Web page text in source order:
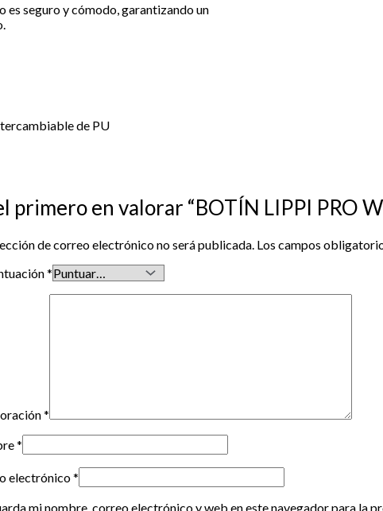
es seguro y cómodo, garantizando un
de PU
primero en valorar “BOTÍN LIPPI PRO
de correo electrónico no será publicada. Los campos
*
*
*
electrónico*
mi nombre, correo electrónico y web en este navegador para la